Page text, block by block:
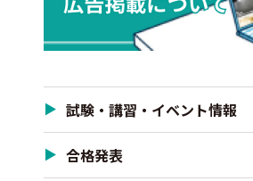
試験・講習・イベント情報
合格発表